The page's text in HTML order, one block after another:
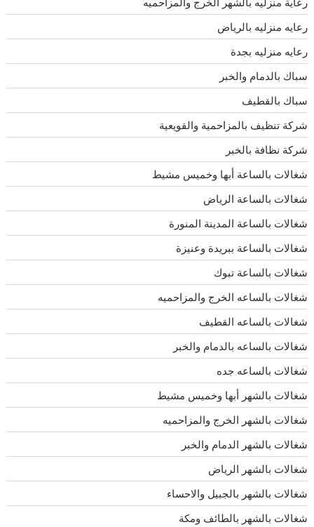
رعايه منزليه بالرياض
رعايه منزليه بجدة
سباك بالدمام والخبر
سباك بالقطيف
شركة تنظيف بالمزاحمية والقويعية
شركة نظافة بالخبر
شغالات بالساعة أبها وخميس مشيط
شغالات بالساعة الرياض
شغالات بالساعة المدينة المنورة
شغالات بالساعة ببريدة وعنيزة
شغالات بالساعة تبوك
شغالات بالساعه الخرج والمزاحميه
شغالات بالساعه القطيف
شغالات بالساعه بالدمام والخبر
شغالات بالساعه جده
شغالات بالشهر أبها وخميس مشيط
شغالات بالشهر الخرج والمزاحميه
شغالات بالشهر الدمام والخبر
شغالات بالشهر الرياض
شغالات بالشهر بالجبيل والاحساء
شغالات بالشهر بالطائف ومكة